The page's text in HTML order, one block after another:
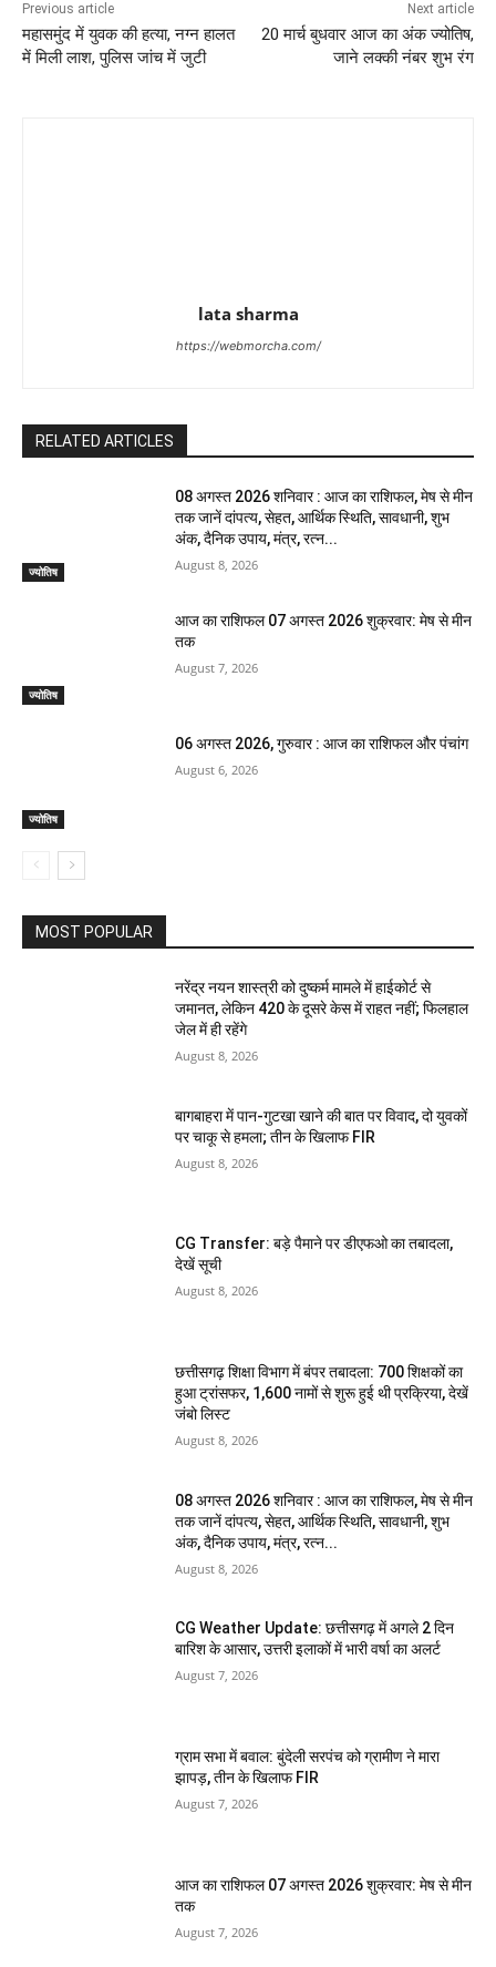
Previous article
महासमुंद में युवक की हत्या, नग्न हालत
में मिली लाश, पुलिस जांच में जुटी
Next article
20 मार्च बुधवार आज का अंक ज्योतिष,
जाने लक्की नंबर शुभ रंग
lata sharma
https://webmorcha.com/
RELATED ARTICLES
ज्योतिष
08 अगस्त 2026 शनिवार : आज का राशिफल, मेष से मीन
तक जानें दांपत्य, सेहत, आर्थिक स्थिति, सावधानी, शुभ
अंक, दैनिक उपाय, मंत्र, रत्न...
August 8, 2026
ज्योतिष
आज का राशिफल 07 अगस्त 2026 शुक्रवार: मेष से मीन
तक
August 7, 2026
ज्योतिष
06 अगस्त 2026, गुरुवार : आज का राशिफल और पंचांग
August 6, 2026
MOST POPULAR
नरेंद्र नयन शास्त्री को दुष्कर्म मामले में हाईकोर्ट से
जमानत, लेकिन 420 के दूसरे केस में राहत नहीं; फिलहाल
जेल में ही रहेंगे
August 8, 2026
बागबाहरा में पान-गुटखा खाने की बात पर विवाद, दो युवकों
पर चाकू से हमला; तीन के खिलाफ FIR
August 8, 2026
CG Transfer: बड़े पैमाने पर डीएफओ का तबादला,
देखें सूची
August 8, 2026
छत्तीसगढ़ शिक्षा विभाग में बंपर तबादला: 700 शिक्षकों का
हुआ ट्रांसफर, 1,600 नामों से शुरू हुई थी प्रक्रिया, देखें
जंबो लिस्ट
August 8, 2026
08 अगस्त 2026 शनिवार : आज का राशिफल, मेष से मीन
तक जानें दांपत्य, सेहत, आर्थिक स्थिति, सावधानी, शुभ
अंक, दैनिक उपाय, मंत्र, रत्न...
August 8, 2026
CG Weather Update: छत्तीसगढ़ में अगले 2 दिन
बारिश के आसार, उत्तरी इलाकों में भारी वर्षा का अलर्ट
August 7, 2026
ग्राम सभा में बवाल: बुंदेली सरपंच को ग्रामीण ने मारा
झापड़, तीन के खिलाफ FIR
August 7, 2026
आज का राशिफल 07 अगस्त 2026 शुक्रवार: मेष से मीन
तक
August 7, 2026